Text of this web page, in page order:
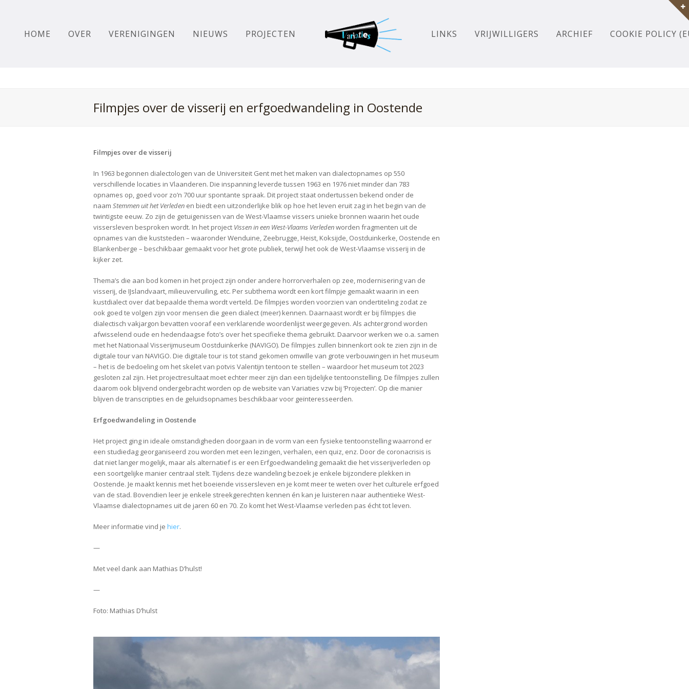
HOME OVER VERENIGINGEN NIEUWS PROJECTEN LINKS VRIJWILLIGERS ARCHIEF COOKIE POLICY
Filmpjes over de visserij en erfgoedwandeling in Oostende
Filmpjes over de visserij
In 1963 begonnen dialectologen van de Universiteit Gent met het maken van dialectopnames op 550
verschillende locaties in Vlaanderen. Die inspanning leverde tussen 1963 en 1976 niet minder dan 783
opnames op, goed voor zo’n 700 uur spontante spraak. Dit project staat ondertussen bekend onder de
naam Stemmen uit het Verleden en biedt een uitzonderlijke blik op hoe het leven eruit zag in het begin van de
twintigste eeuw. Zo zijn de getuigenissen van de West-Vlaamse vissers unieke bronnen waarin het oude
vissersleven besproken wordt. In het project Vissen in een West-Vlaams Verledenworden fragmenten uit de
opnames van die kuststeden – waaronder Wenduine, Zeebrugge, Heist, Koksijde, Oostduinkerke, Oostende en
Blankenberge – beschikbaar gemaakt voor het grote publiek, terwijl het ook de West-Vlaamse visserij in de
kijker zet.
Thema’s die aan bod komen in het project zijn onder andere horrorverhalen op zee, modernisering van de
visserij, de IJslandvaart, milieuvervuiling, etc. Per subthema wordt een kort filmpje gemaakt waarin in een
kustdialect over dat bepaalde thema wordt verteld. De filmpjes worden voorzien van ondertiteling zodat ze
ook goed te volgen zijn voor mensen die geen dialect (meer) kennen. Daarnaast wordt er bij filmpjes die
dialectisch vakjargon bevatten vooraf een verklarende woordenlijst weergegeven. Als achtergrond worden
afwisselend oude en hedendaagse foto’s over het specifieke thema gebruikt. Daarvoor werken we o.a. samen
met het Nationaal Visserijmuseum Oostduinkerke (NAVIGO). De filmpjes zullen binnenkort ook te zien zijn in de
digitale tour van NAVIGO. Die digitale tour is tot stand gekomen omwille van grote verbouwingen in het museum
– het is de bedoeling om het skelet van potvis Valentijn tentoon te stellen – waardoor het museum tot 2023
gesloten zal zijn. Het projectresultaat moet echter meer zijn dan een tijdelijke tentoonstelling. De filmpjes zullen
daarom ook blijvend ondergebracht worden op de website van Variaties vzw bij ‘Projecten’. Op die manier
blijven de transcripties en de geluidsopnames beschikbaar voor geïnteresseerden.
Erfgoedwandeling in Oostende
Het project ging in ideale omstandigheden doorgaan in de vorm van een fysieke tentoonstelling waarrond er
een studiedag georganiseerd zou worden met een lezingen, verhalen, een quiz, enz. Door de coronacrisis is
dat niet langer mogelijk, maar als alternatief is er een Erfgoedwandeling gemaakt die het visserijverleden op
een soortgelijke manier centraal stelt. Tijdens deze wandeling bezoek je enkele bijzondere plekken in
Oostende. Je maakt kennis met het boeiende vissersleven en je komt meer te weten over het culturele erfgoed
van de stad. Bovendien leer je enkele streekgerechten kennen én kan je luisteren naar authentieke West-
Vlaamse dialectopnames uit de jaren 60 en 70. Zo komt het West-Vlaamse verleden pas écht tot leven.
Meer informatie vind je hier.
—
Met veel dank aan Mathias D’hulst!
—
Foto: Mathias D’hulst